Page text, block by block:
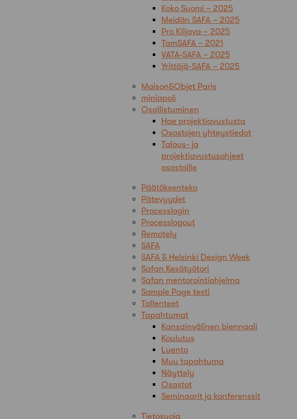
Koko Suomi – 2025
Meidän SAFA – 2025
Pro Kiljava – 2025
TamSAFA – 2021
VATA-SAFA – 2025
Yrittäjä-SAFA – 2025
Maison&Objet Paris
miniapoli
Osallistuminen
Hae projektiavustusta
Osastojen yhteystiedot
Talous- ja
projektiavustusohjeet
osastoille
Päätöksenteko
Pätevyydet
Processlogin
Processlogout
Remotely
SAFA
SAFA & Helsinki Design Week
Safan Kesätyötori
Safan mentorointiohjelma
Sample Page testi
Tallenteet
Tapahtumat
Kansainvälinen biennaali
Koulutus
Luento
Muu tapahtuma
Näyttely
Osastot
Seminaarit ja konferenssit
Tietosuoja